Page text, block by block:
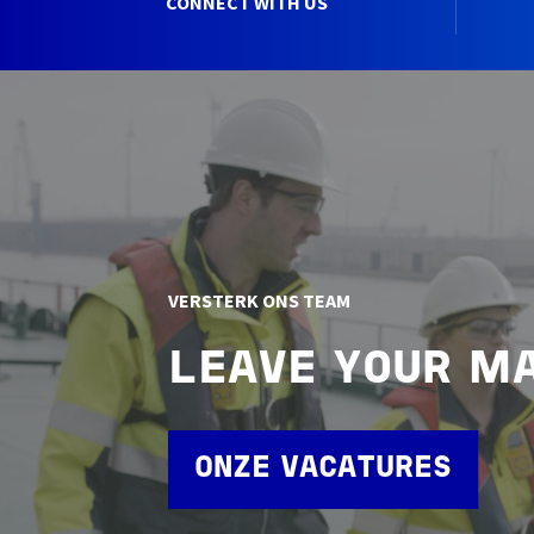
VERSTERK ONS TEAM
LEAVE YOUR
ONZE VACATURES